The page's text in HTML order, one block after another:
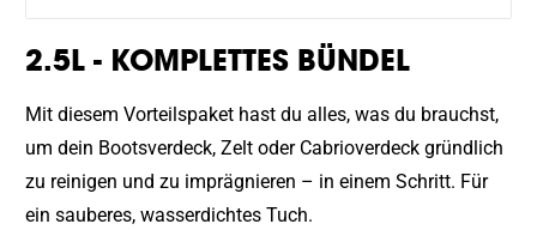
2.5L - KOMPLETTES BÜNDEL
Mit diesem Vorteilspaket hast du alles, was du brauchst,
um dein Bootsverdeck, Zelt oder Cabrioverdeck gründlich
zu reinigen und zu imprägnieren – in einem Schritt. Für
ein sauberes, wasserdichtes Tuch.